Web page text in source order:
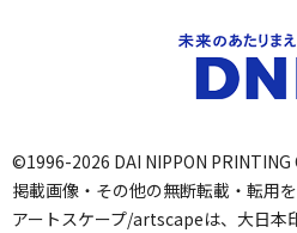
©1996-2026 DAI NIPPON PRINTING
掲載画像・その他の無断転載・転用を
アートスケープ/artscapeは、大日本